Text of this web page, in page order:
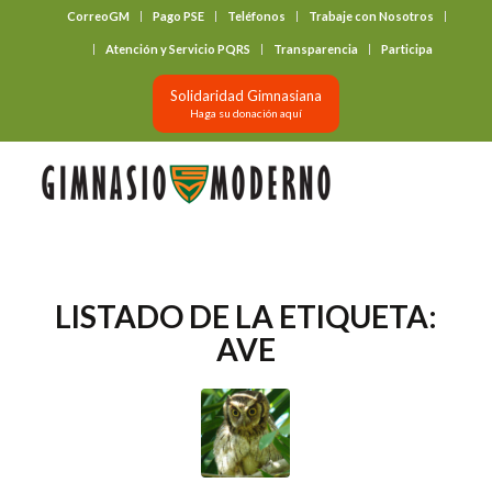
CorreoGM Pago PSE Teléfonos Trabaje con Nosotros
Atención y Servicio PQRS Transparencia Participa
Solidaridad Gimnasiana
Haga su donación aquí
LISTADO DE LA ETIQUETA:
AVE